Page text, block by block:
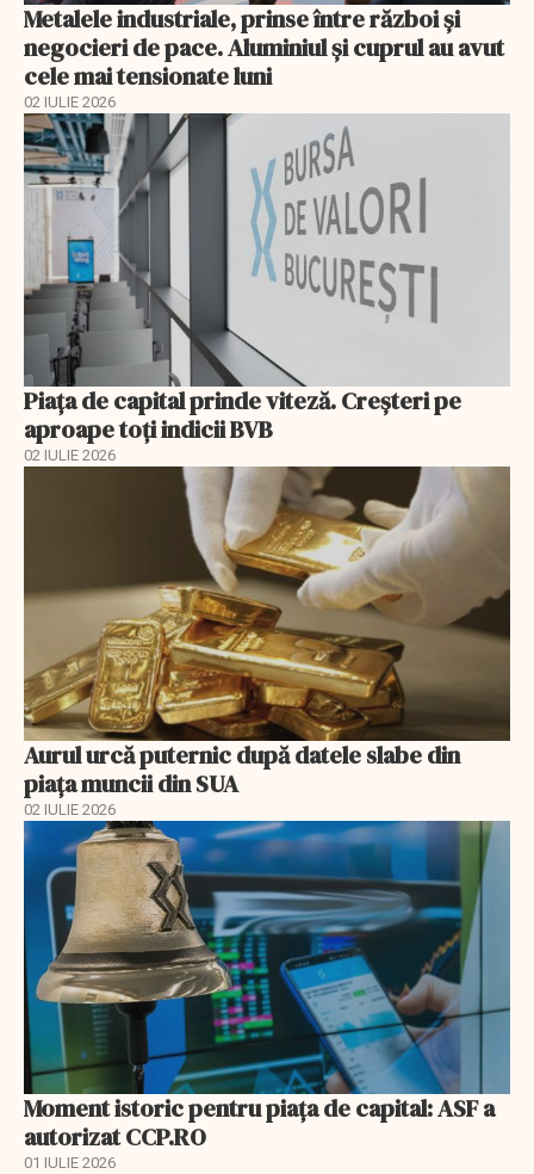
Metalele industriale, prinse între război și
negocieri de pace. Aluminiul și cuprul au avut
cele mai tensionate luni
02 IULIE 2026
Piața de capital prinde viteză. Creșteri pe
aproape toți indicii BVB
02 IULIE 2026
Aurul urcă puternic după datele slabe din
piața muncii din SUA
02 IULIE 2026
Moment istoric pentru piața de capital: ASF a
autorizat CCP.RO
01 IULIE 2026